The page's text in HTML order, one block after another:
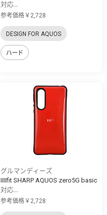
対応...
参考価格￥2,728
DESIGN FOR AQUOS
ハード
グルマンディーズ
IIIIfit SHARP AQUOS zero5G basic
対応...
参考価格￥2,728